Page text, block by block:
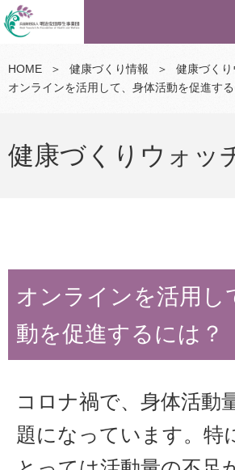
HOME ＞ 健康づくり情報 ＞ 健康づく
オンラインを活用して、身体活動を促進する
健康づくりウォッ
オンラインを活用し
動を促進するには？
コロナ禍で、身体活動
題になっています。特